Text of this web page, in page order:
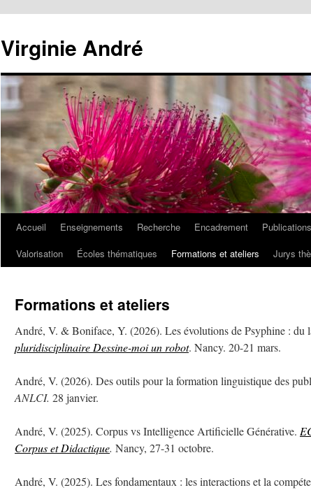
contenu
Virginie André
Accueil Enseignements Recherche Encadrement Publications
Valorisation
Écoles thématiques Formations et ateliers Jurys
Formations et ateliers
André, V. & Boniface, Y. (2026). Les évolutions de Psyphine : du
pluridisciplinaire Dessine-moi un robot. Nancy. 20-21 mars.
André, V. (2026). Des outils pour la formation linguistique des
ANLCI. 28 janvier.
André, V. (2025). Corpus vs Intelligence Artificielle Générative.
Corpus et Didactique. Nancy, 27-31 octobre.
André, V. (2025). Les fondamentaux : les interactions et la